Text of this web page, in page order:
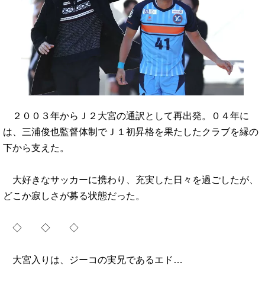
２００３年からＪ２大宮の通訳として再出発。０４年に
は、三浦俊也監督体制でＪ１初昇格を果たしたクラブを縁の
下から支えた。
大好きなサッカーに携わり、充実した日々を過ごしたが、
どこか寂しさが募る状態だった。
◇ ◇ ◇
大宮入りは、ジーコの実兄であるエド…